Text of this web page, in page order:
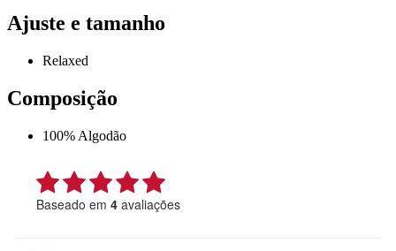
Ajuste e tamanho
Relaxed
Composição
100% Algodão
Baseado em 4 avaliações